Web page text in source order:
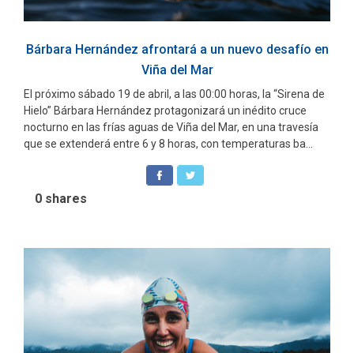
Bárbara Hernández afrontará a un nuevo desafío en
Viña del Mar
El próximo sábado 19 de abril, a las 00:00 horas, la “Sirena de
Hielo” Bárbara Hernández protagonizará un inédito cruce
nocturno en las frías aguas de Viña del Mar, en una travesía
que se extenderá entre 6 y 8 horas, con temperaturas ba...
0 shares